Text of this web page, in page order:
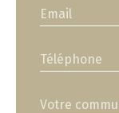
Email
Téléphone
Votre